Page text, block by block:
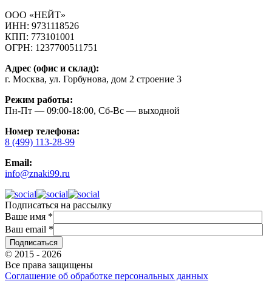
ООО «НЕЙТ»
ИНН: 9731118526
КПП: 773101001
ОГРН: 1237700511751
Адрес (офис и склад):
г. Москва, ул. Горбунова, дом 2 строение 3
Режим работы:
Пн-Пт — 09:00-18:00, Сб-Вс — выходной
Номер телефона:
8 (499) 113-28-99
Email:
info@znaki99.ru
Подписаться на рассылку
Ваше имя *
Ваш email *
© 2015 - 2026
Все права защищены
Соглашение об обработке персональных данных